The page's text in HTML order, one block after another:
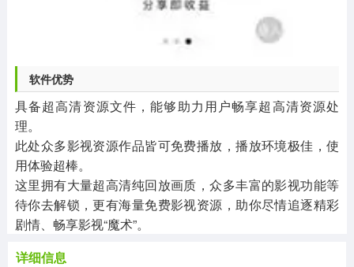
软件优势
具备超高清资源文件，能够助力用户畅享超高清资源处
理。
此处众多影视资源作品皆可免费播放，播放环境极佳，使
用体验超棒。
这里拥有大量超高清纯回放画质，众多丰富的影视功能等
待你去解锁，更有海量免费影视资源，助你尽情追逐精彩
剧情、畅享影视“魔术”。
详细信息